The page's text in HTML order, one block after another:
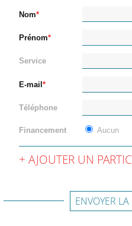
Nom
Prénom
Service
E-mail
Téléphone
Financement Aucun
AJOUTER UN
ENVOYER LA